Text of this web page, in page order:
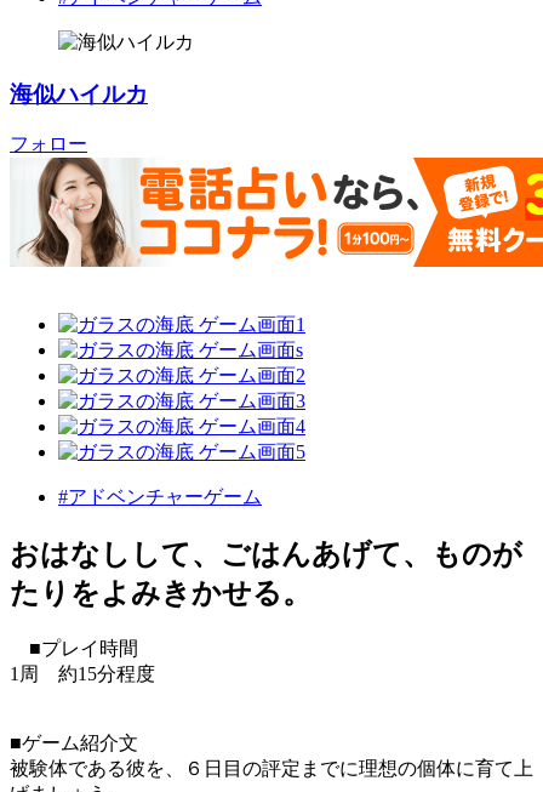
海似ハイルカ
フォロー
#アドベンチャーゲーム
おはなしして、ごはんあげて、ものが
たりをよみきかせる。
■プレイ時間
1周 約15分程度
■ゲーム紹介文
被験体である彼を、６日目の評定までに理想の個体に育て上